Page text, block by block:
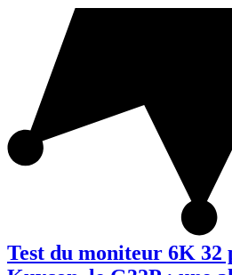
Test du moniteur 6K 32